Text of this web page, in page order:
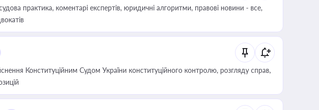
практика, коментарі експертів, юридичні алгоритми, правові новини - все,
Конституційним Судом України конституційного контролю, розгляду справ,